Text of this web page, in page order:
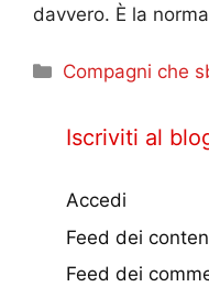
davvero. È la
Categorie
Compagni che
Iscriviti al
Accedi
Feed dei
Feed dei